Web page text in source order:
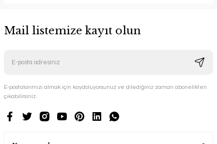
Mail listemize kayıt olun
E-postalarımızı almak için kaydoluyorsunuz ve dilediğiniz zaman abonelikten
çıkabilirsiniz.